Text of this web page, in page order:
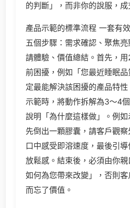
的判斷」，而非你的說服，成
產品示範的標準流程 一套有
五個步驟：需求確認、聚焦
請體驗、價值總結。首先，
前困擾，例如「您最近睡眠
定最能解決該困擾的產品特性
示範時，將動作拆解為3～4
說明「為什麼這樣做」。例如
先倒出一顆膠囊，請客戶觀
口中感受即溶速度，最後引
放鬆感。結束後，必須由你
如何為您帶來改變」，否則
而忘了價值。